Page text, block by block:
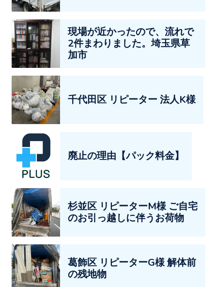
現場が近かったので、流れで
2件まわりました。埼玉県草
加市
千代田区 リピーター 法人K様
廃止の理由【パック料金】
杉並区 リピーターM様 ご自宅
のお引っ越しに伴うお荷物
葛飾区 リピーターG様 解体前
の残地物